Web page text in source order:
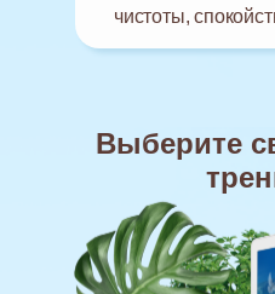
чистоты,
Выберите